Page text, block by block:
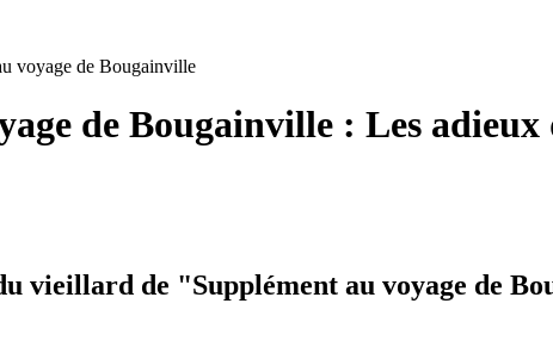
voyage de Bougainville
de Bougainville : Les
vieillard de "Supplément au voyage de